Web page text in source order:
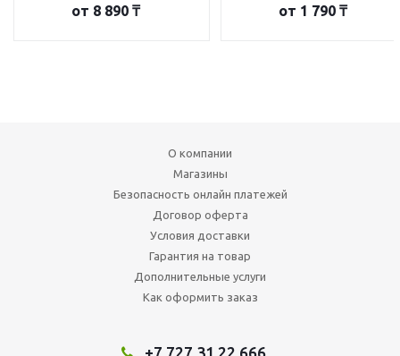
от 8 890 ₸ от 1 790 ₸
О компании
Магазины
Безопасность онлайн платежей
Договор оферта
Условия доставки
Гарантия на товар
Дополнительные услуги
Как оформить заказ
+7 727 31 22 666